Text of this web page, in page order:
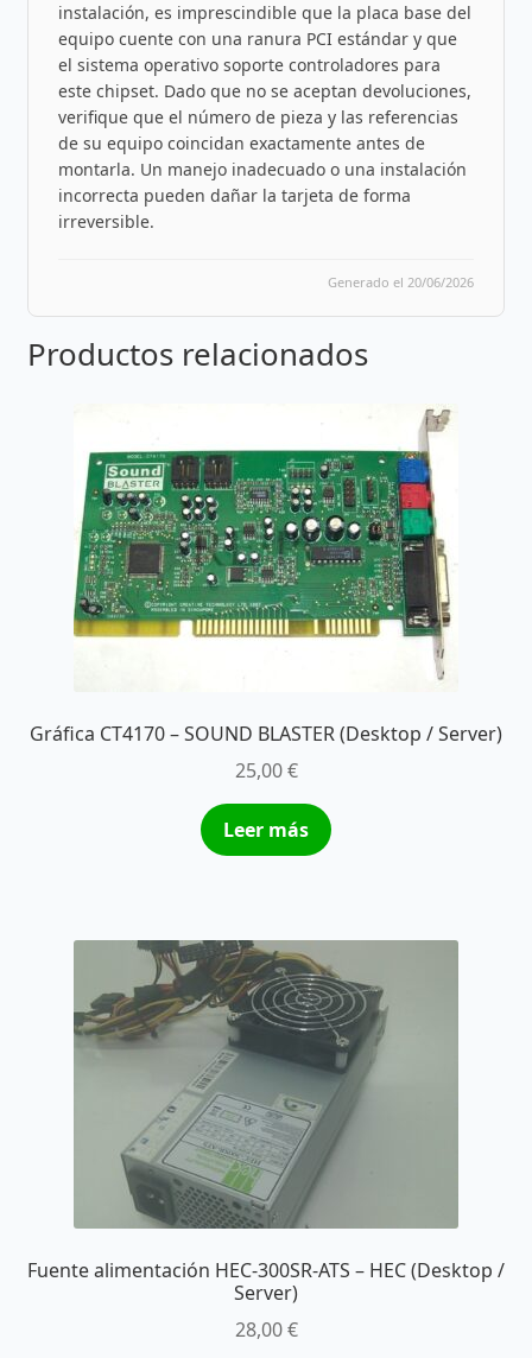
instalación, es imprescindible que la placa base del
equipo cuente con una ranura PCI estándar y que
el sistema operativo soporte controladores para
este chipset. Dado que no se aceptan devoluciones,
verifique que el número de pieza y las referencias
de su equipo coincidan exactamente antes de
montarla. Un manejo inadecuado o una instalación
incorrecta pueden dañar la tarjeta de forma
irreversible.
Generado el 20/06/2026
Productos relacionados
Gráfica CT4170 – SOUND BLASTER (Desktop / Server)
25,00€
Leer más
Fuente alimentación HEC-300SR-ATS – HEC (Desktop /
Server)
28,00€